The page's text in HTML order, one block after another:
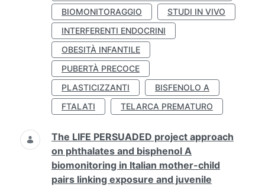
BIOMONITORAGGIO
STUDI IN VIVO
INTERFERENTI ENDOCRINI
OBESITÀ INFANTILE
PUBERTÀ PRECOCE
PLASTICIZZANTI
BISFENOLO A
FTALATI
TELARCA PREMATURO
The LIFE PERSUADED project approach
on phthalates and bisphenol A
biomonitoring in Italian mother-child
pairs linking exposure and juvenile